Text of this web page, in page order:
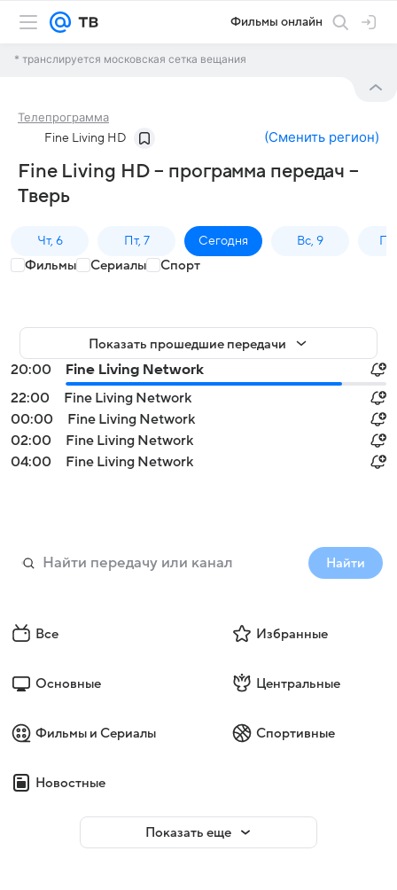
Фильмы онлайн
* транслируется московская сетка вещания
Телепрограмма
Fine Living HD (Сменить регион)
Fine Living HD – программа передач –
Тверь
Чт, 6 Пт, 7 Сегодня Вс, 9
Фильмы Сериалы Спорт
Показать прошедшие передачи
20:00
Fine Living Network
22:00
Fine Living Network
00:00
Fine Living Network
02:00
Fine Living Network
04:00
Fine Living Network
Найти
Все Избранные
Основные Центральные
Фильмы и Сериалы Спортивные
Новостные
Показать еще